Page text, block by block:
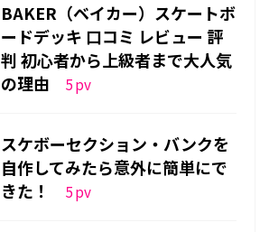
BAKER（ベイカー）スケートボ
ードデッキ 口コミ レビュー 評
判 初心者から上級者まで大人気
の理由
5pv
スケボーセクション・バンクを
自作してみたら意外に簡単にで
きた！
5pv